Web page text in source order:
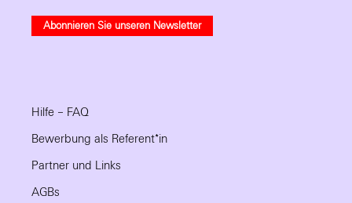
Abonnieren Sie unseren Newsletter
Hilfe – FAQ
Bewerbung als Referent*in
Partner und Links
AGBs